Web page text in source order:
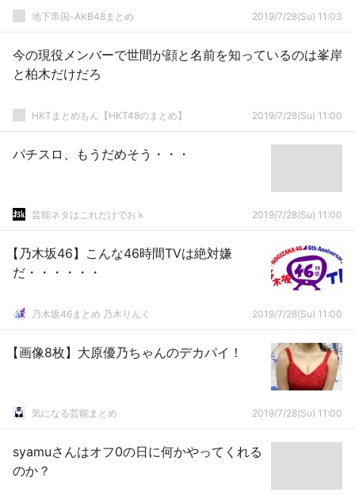
地下帝国-AKB48まとめ 2019/7/28(Su) 11:03
今の現役メンバーで世間が顔と名前を知っているのは峯岸
と柏木だけだろ
HKTまとめもん【HKT48のまとめ】 2019/7/28(Su) 11:00
パチスロ、もうだめそう・・・
芸能ネタはこれだけでおｋ 2019/7/28(Su) 11:00
【乃木坂46】こんな46時間TVは絶対嫌
だ・・・・・・
乃木坂46まとめ 乃木りんく 2019/7/28(Su) 11:00
【画像8枚】大原優乃ちゃんのデカパイ！
気になる芸能まとめ 2019/7/28(Su) 11:00
syamuさんはオフ0の日に何かやってくれる
のか？